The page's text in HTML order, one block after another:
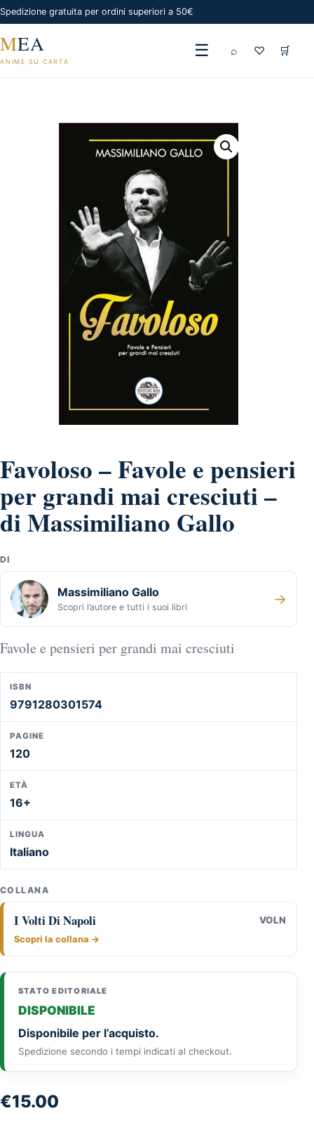
Spedizione gratuita per ordini superiori a 50€
MEA
ANIME SU CARTA
☰ ⌕ ♡ 🛒
Favoloso – Favole e pensieri
per grandi mai cresciuti –
di Massimiliano Gallo
DI
Massimiliano Gallo
Scopri l’autore e tutti i suoi libri →
Favole e pensieri per grandi mai cresciuti
ISBN
9791280301574
PAGINE
120
ETÀ
16+
LINGUA
Italiano
COLLANA
I Volti Di Napoli VOLN
Scopri la collana →
STATO EDITORIALE
DISPONIBILE
Disponibile per l’acquisto.
Spedizione secondo i tempi indicati al checkout.
€15.00